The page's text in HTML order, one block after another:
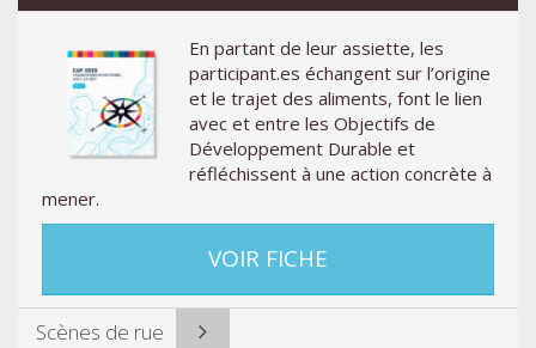
En partant de leur assiette, les
participant.es échangent sur l’origine
et le trajet des aliments, font le lien
avec et entre les Objectifs de
Développement Durable et
réfléchissent à une action concrète à
mener.
VOIR FICHE
Scènes de rue